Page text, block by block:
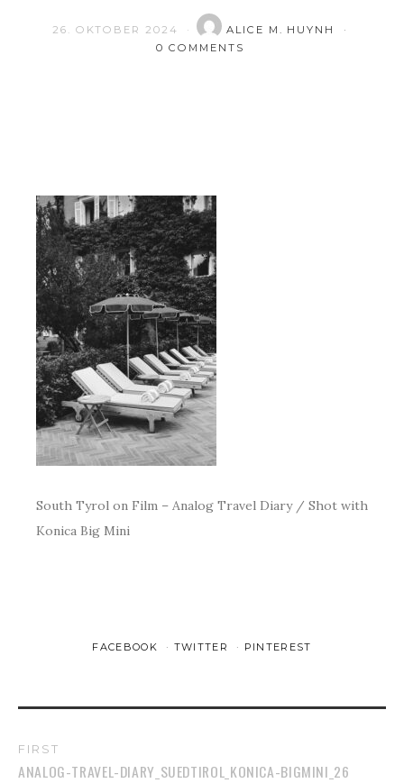
26. OKTOBER 2024
ALICE M. HUYNH
0 COMMENTS
South Tyrol on Film – Analog Travel Diary / Shot with
Konica Big Mini
FACEBOOK TWITTER PINTEREST
FIRST
ANALOG-TRAVEL-DIARY_SUEDTIROL_KONICA-BIGMINI_26